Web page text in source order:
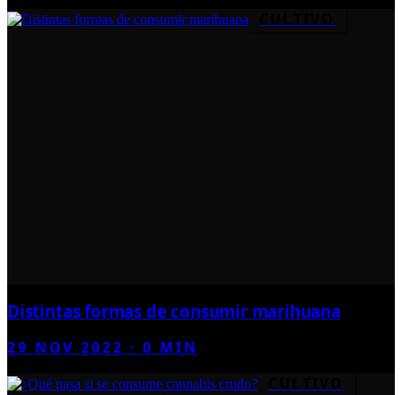
Distintas formas de consumir marihuana
29 NOV 2022 ·0 MIN